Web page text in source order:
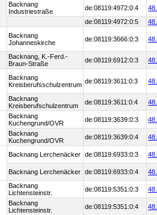
Backnang
Industriestraße
de:08119:4972:0:4
de:08119:4972:0:5
Backnang
Johanneskirche
de:08119:3666:0:3
Backnang, K.-Ferd.-
Braun-Straße
de:08119:6912:0:3
Backnang
Kreisberufsschulzentrum de:08119:3611:0:3
Backnang
Kreisberufschulzentrum
de:08119:3611:0:4
Backnang
Kuchengrund/OVR
de:08119:3639:0:3
Backnang
Kuchengrund/OVR
de:08119:3639:0:4
Backnang Lerchenäcker de:08119:6933:0:3
Backnang Lerchenäcker de:08119:6933:0:4
Backnang
Lichtensteinstr.
de:08119:5351:0:3
Backnang
Lichtensteinstr.
de:08119:5351:0:4